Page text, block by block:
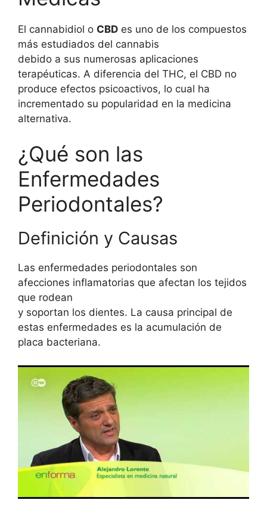
El cannabidiol o CBD es uno de los compuestos
más estudiados del cannabis
debido a sus numerosas aplicaciones
terapéuticas. A diferencia del THC, el CBD no
produce efectos psicoactivos, lo cual ha
incrementado su popularidad en la medicina
alternativa.
¿Qué son las
Enfermedades
Periodontales?
Definición y Causas
Las enfermedades periodontales son
afecciones inflamatorias que afectan los tejidos
que rodean
y soportan los dientes. La causa principal de
estas enfermedades es la acumulación de
placa bacteriana.